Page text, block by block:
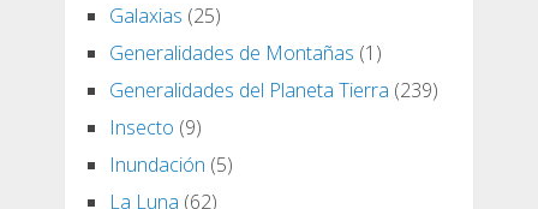
Galaxias (25)
Generalidades de Montañas (1)
Generalidades del Planeta Tierra (239)
Insecto (9)
Inundación (5)
La Luna (62)